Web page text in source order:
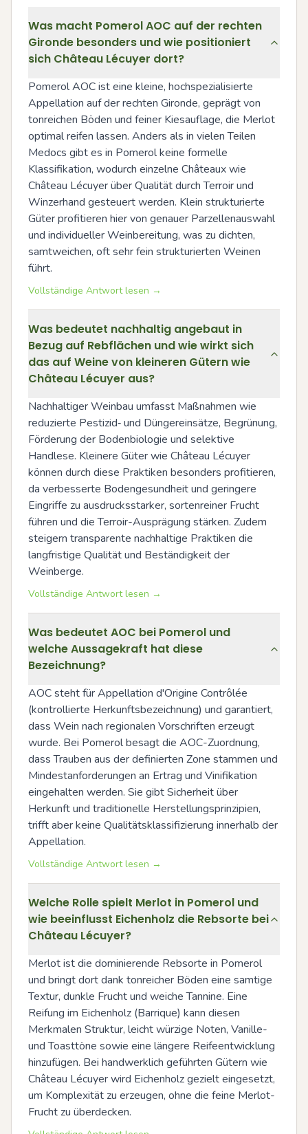
Was macht Pomerol AOC auf der rechten
Gironde besonders und wie positioniert
sich Château Lécuyer dort?
Pomerol AOC ist eine kleine, hochspezialisierte
Appellation auf der rechten Gironde, geprägt von
tonreichen Böden und feiner Kiesauflage, die Merlot
optimal reifen lassen. Anders als in vielen Teilen
Medocs gibt es in Pomerol keine formelle
Klassifikation, wodurch einzelne Châteaux wie
Château Lécuyer über Qualität durch Terroir und
Winzerhand gesteuert werden. Klein strukturierte
Güter profitieren hier von genauer Parzellenauswahl
und individueller Weinbereitung, was zu dichten,
samtweichen, oft sehr fein strukturierten Weinen
führt.
Vollständige Antwort lesen →
Was bedeutet nachhaltig angebaut in
Bezug auf Rebflächen und wie wirkt sich
das auf Weine von kleineren Gütern wie
Château Lécuyer aus?
Nachhaltiger Weinbau umfasst Maßnahmen wie
reduzierte Pestizid‑ und Düngereinsätze, Begrünung,
Förderung der Bodenbiologie und selektive
Handlese. Kleinere Güter wie Château Lécuyer
können durch diese Praktiken besonders profitieren,
da verbesserte Bodengesundheit und geringere
Eingriffe zu ausdrucksstarker, sortenreiner Frucht
führen und die Terroir-Ausprägung stärken. Zudem
steigern transparente nachhaltige Praktiken die
langfristige Qualität und Beständigkeit der
Weinberge.
Vollständige Antwort lesen →
Was bedeutet AOC bei Pomerol und
welche Aussagekraft hat diese
Bezeichnung?
AOC steht für Appellation d'Origine Contrôlée
(kontrollierte Herkunftsbezeichnung) und garantiert,
dass Wein nach regionalen Vorschriften erzeugt
wurde. Bei Pomerol besagt die AOC-Zuordnung,
dass Trauben aus der definierten Zone stammen und
Mindestanforderungen an Ertrag und Vinifikation
eingehalten werden. Sie gibt Sicherheit über
Herkunft und traditionelle Herstellungsprinzipien,
trifft aber keine Qualitätsklassifizierung innerhalb der
Appellation.
Vollständige Antwort lesen →
Welche Rolle spielt Merlot in Pomerol und
wie beeinflusst Eichenholz die Rebsorte bei
Château Lécuyer?
Merlot ist die dominierende Rebsorte in Pomerol
und bringt dort dank tonreicher Böden eine samtige
Textur, dunkle Frucht und weiche Tannine. Eine
Reifung im Eichenholz (Barrique) kann diesen
Merkmalen Struktur, leicht würzige Noten, Vanille-
und Toasttöne sowie eine längere Reifeentwicklung
hinzufügen. Bei handwerklich geführten Gütern wie
Château Lécuyer wird Eichenholz gezielt eingesetzt,
um Komplexität zu erzeugen, ohne die feine Merlot-
Frucht zu überdecken.